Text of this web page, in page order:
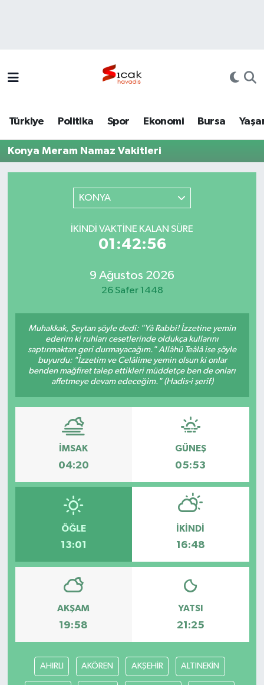
Türkiye Politika Spor Ekonomi Bursa
Konya Meram Namaz Vakitleri
KONYA
İKINDI VAKTINE KALAN SÜRE
01:42:56
9 Ağustos 2026
26 Safer 1448
Muhakkak, Şeytan şöyle dedi: "Yâ Rabbi! İzzetine yemin
ederim ki ruhları cesetlerinde oldukça kullarını
saptırmaktan geri durmayacağım." Allâhü Teâlâ ise şöyle
buyurdu: "İzzetim ve Celâlime yemin olsun ki onlar
benden mağfiret talep ettikleri müddetçe ben de onları
affetmeye devam edeceğim." (Hadis-i şerif)
İMSAK
04:20
GÜNEŞ
05:53
ÖĞLE
13:01
İKINDI
16:48
AKŞAM
19:58
YATSI
21:25
AHIRLI AKÖREN AKŞEHİR ALTINEKİN
Politika
Sağlık
Dünya
Magazin
Gündem
Kültür & Sanat
Teknoloji
Tüm Manşetler
Son Dakika Haberleri
Haber Arşivi